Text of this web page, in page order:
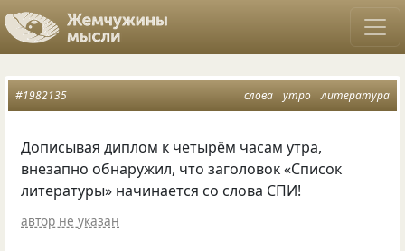
слова утро литература
#1982135
Дописывая диплом к четырём часам утра,
внезапно обнаружил, что заголовок «Список
литературы» начинается со слова СПИ!
автор не указан